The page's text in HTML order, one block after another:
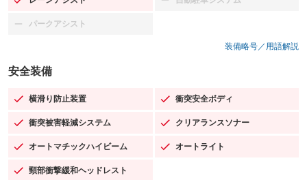
：装備あり ：装備なし
パークアシスト
：装備なし
装備略号／用語解説
安全装備
横滑り防止装置
：装備あり 衝突安全ボディ
：装備あり
衝突被害軽減システム
：装備あり クリアランスソナー
：装備あり
オートマチックハイビーム
：装備あり オートライト
：装備あり
頸部衝撃緩和ヘッドレスト
：装備あり